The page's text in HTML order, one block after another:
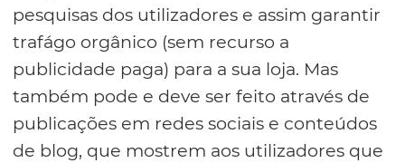
pesquisas dos utilizadores e assim garantir
trafágo orgânico (sem recurso a
publicidade paga) para a sua loja. Mas
também pode e deve ser feito através de
publicações em redes sociais e conteúdos
de blog, que mostrem aos utilizadores que